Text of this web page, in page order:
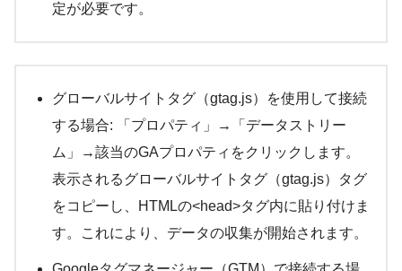
定が必要です。
グローバルサイトタグ（gtag.js）を使用して接続
する場合: 「プロパティ」→「データストリー
ム」→該当のGAプロパティをクリックします。
表示されるグローバルサイトタグ（gtag.js）タグ
をコピーし、HTMLの<head>タグ内に貼り付けま
す。これにより、データの収集が開始されます。